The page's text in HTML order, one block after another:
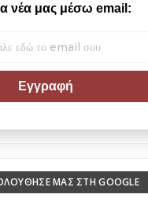
νέα μας μέσω email:
Εγγραφή
ΜΑΣ ΣΤΗ GOOGLE